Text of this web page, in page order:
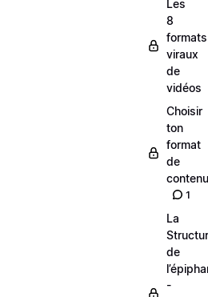
Les
8
formats
viraux
de
vidéos
Choisir
ton
format
de
contenu
1
La
de
-